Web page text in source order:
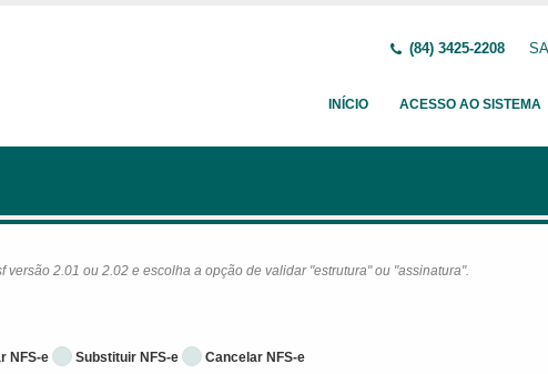
(84) 3425-2208
INÍCIO ACESSO AO SISTEMA
2.01 ou 2.02 e escolha a opção de validar "estrutura" ou "assinatura".
NFS-e Substituir NFS-e Cancelar NFS-e